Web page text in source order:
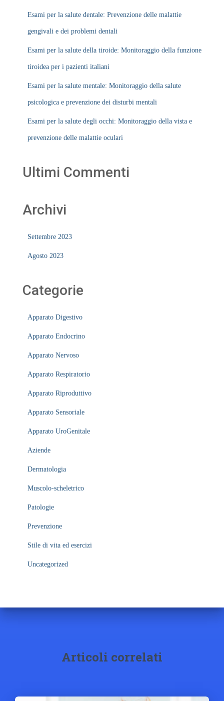
Esami per la salute dentale: Prevenzione delle malattie
gengivali e dei problemi dentali
Esami per la salute della tiroide: Monitoraggio della funzione
tiroidea per i pazienti italiani
Esami per la salute mentale: Monitoraggio della salute
psicologica e prevenzione dei disturbi mentali
Esami per la salute degli occhi: Monitoraggio della vista e
prevenzione delle malattie oculari
Ultimi Commenti
Archivi
Settembre 2023
Agosto 2023
Categorie
Apparato Digestivo
Apparato Endocrino
Apparato Nervoso
Apparato Respiratorio
Apparato Riproduttivo
Apparato Sensoriale
Apparato UroGenitale
Aziende
Dermatologia
Muscolo-scheletrico
Patologie
Prevenzione
Stile di vita ed esercizi
Uncategorized
Articoli correlati